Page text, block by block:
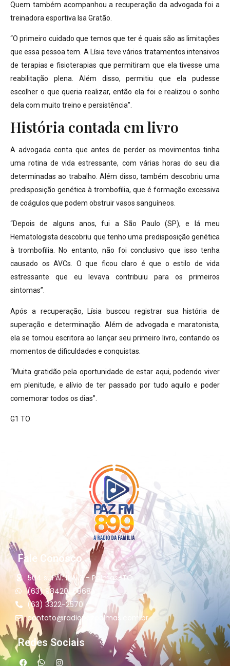
Quem também acompanhou a recuperação da advogada foi a
treinadora esportiva Isa Gratão.
“O primeiro cuidado que temos que ter é quais são as limitações
que essa pessoa tem. A Lísia teve vários tratamentos intensivos
de terapias e fisioterapias que permitiram que ela tivesse uma
reabilitação plena. Além disso, permitiu que ela pudesse
escolher o que queria realizar, então ela foi e realizou o sonho
dela com muito treino e persistência”.
História contada em livro
A advogada conta que antes de perder os movimentos tinha
uma rotina de vida estressante, com várias horas do seu dia
determinadas ao trabalho. Além disso, também descobriu uma
predisposição genética à trombofilia, que é formação excessiva
de coágulos que podem obstruir vasos sanguíneos.
“Depois de alguns anos, fui a São Paulo (SP), e lá meu
Hematologista descobriu que tenho uma predisposição genética
à trombofilia. No entanto, não foi conclusivo que isso tenha
causado os AVCs. O que ficou claro é que o estilo de vida
estressante que eu levava contribuiu para os primeiros
sintomas”.
Após a recuperação, Lísia buscou registrar sua história de
superação e determinação. Além de advogada e maratonista,
ela se tornou escritora ao lançar seu primeiro livro, contando os
momentos de dificuldades e conquistas.
“Muita gratidão pela oportunidade de estar aqui, podendo viver
em plenitude, e alívio de ter passado por tudo aquilo e poder
comemorar todos os dias”.
G1 TO
Fale Conosco
504 sul Al. 11 Ai13 - Palmas-TO
(63) 98420-6868
(63) 3322-2570
contato@radiopazpalmas.com.br
Redes Sociais